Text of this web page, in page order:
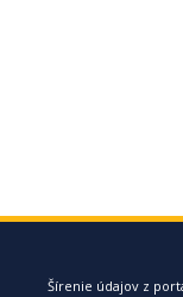
Šírenie údajov z